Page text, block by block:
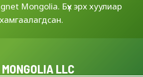
Mongolia. Бүх эрх хуулиар
хамгаалагдсан.
LLC